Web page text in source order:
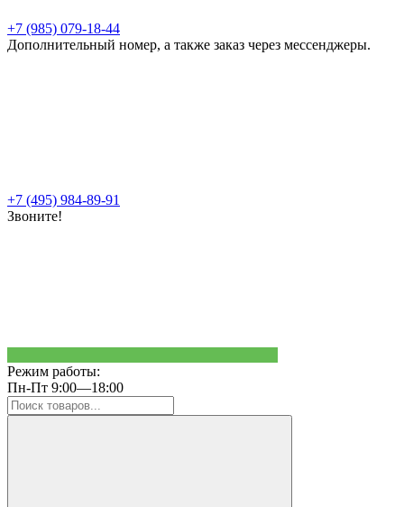
+7 (985) 079-18-44
Дополнительный номер, а также заказ через мессенджеры.
+7 (495) 984-89-91
Звоните!
Режим работы:
Пн-Пт 9:00—18:00